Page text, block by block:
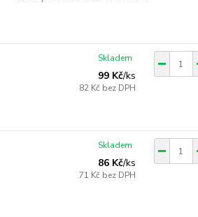
99 Kč/ks
82 Kč bez DPH
Skladem
86 Kč/ks
71 Kč bez DPH
Skladem